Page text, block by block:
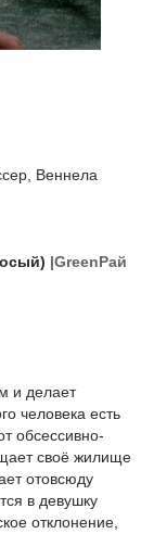
Веннела
|GreenРай
и делает
человека есть
обсессивно-
своё жилище
отовсюду
в девушку
отклонение,